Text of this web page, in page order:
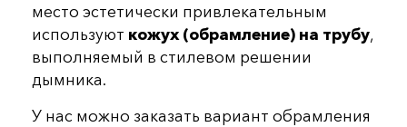
место эстетически привлекательным
используют кожух (обрамление) на трубу,
выполняемый в стилевом решении
дымника.
У нас можно заказать вариант обрамления